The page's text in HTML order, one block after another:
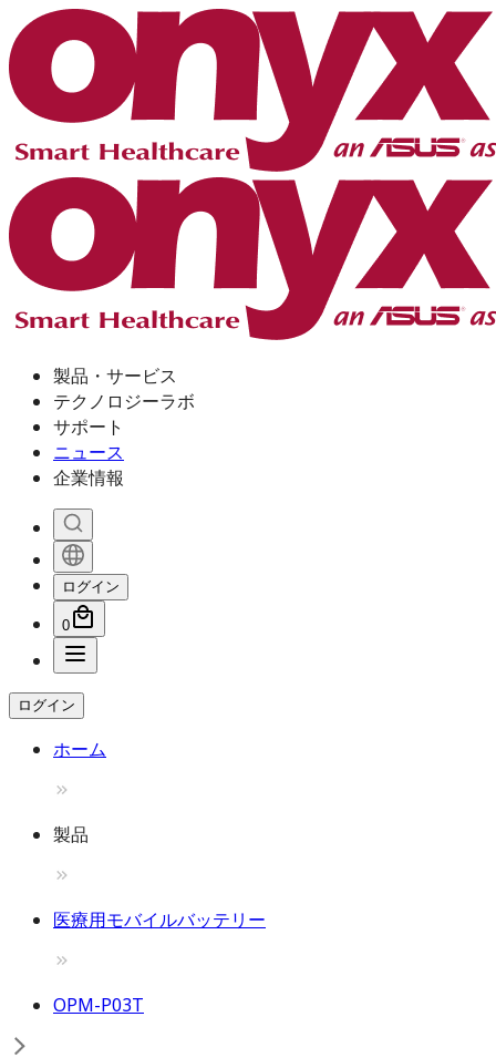
製品・サービス
テクノロジーラボ
サポート
ニュース
企業情報
ログイン
0
ログイン
ホーム
製品
医療用モバイルバッテリー
OPM-P03T